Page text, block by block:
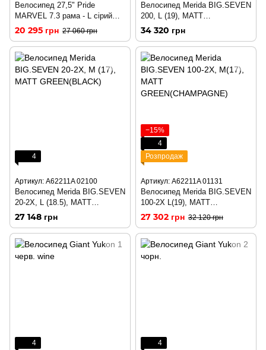
Велосипед 27,5" Pride
MARVEL 7.3 рама - L сірий
(гальма SRAM, задній
перемикач та монетка -
MICROSHIFT)
20 295 грн 27 060 грн
Велосипед Merida BIG.SEVEN
200, L (19), MATT
BLUE(WHITE)
34 320 грн
4
Артикул: A62211A 02100
Велосипед Merida BIG.SEVEN
20-2X, L (18.5), MATT
GREEN(BLACK)
27 148 грн
−15%
4
Розпродаж
Артикул: A62211A 01131
Велосипед Merida BIG.SEVEN
100-2X L(19), MATT
GREEN(CHAMPAGNE)
27 302 грн 32 120 грн
4 4